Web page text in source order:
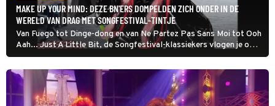
MAKE UP YOUR MIND: DEZE BN'ERS DOMPELDEN ZICH ONDER IN DE
WERELD VAN DRAG MET SONGFESTIVAL-TINTJE
Van Fuego tot Dinge-dong en van Ne Partez Pas Sans Moi tot Ooh
Aah... Just A Little Bit, de Songfestival-klassiekers vlogen je om
de oren tijdens de Make Up Your Mind Songfestival-special. Tel
daar waanzinnige outfits, een hysterische jury en een spetterende
vakjury bij op en je hebt waanzinnige zaterdagavond vulling te
pakken. Zzzzzuslana ging er met de winst vandoor, maar wie
deden er verder mee?